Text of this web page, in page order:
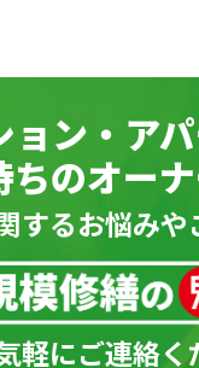
ョン・ア
ちのオー
するお悩みや
軽にご連絡く